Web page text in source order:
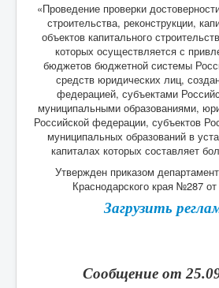
«Проведение проверки
строительства, реконструкции,
объектов капитального
которых осуществляется с
бюджетов бюджетной системы
средств юридических лиц,
федерацией, субъектами
муниципальными образованиями,
Российской федерации, субъектов
муниципальных образований в
капиталах которых составляет
Утвержден приказом
Краснодарского края №287
Загрузить
Сообщение от